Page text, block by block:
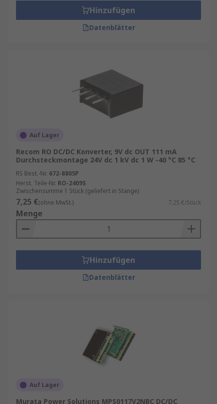
Hinzufügen
Datenblätter
Auf Lager
Recom RO DC/DC Konverter, 9V dc OUT 111 mA
Durchsteckmontage 24V dc 1 kV dc 1 W -40 °C 85 °C
RS Best.-Nr. 672-8805P
Herst. Teile-Nr. RO-2409S
Zwischensumme 1 Stück (geliefert in Stange)
7,25 €(ohne MwSt.) 7,25 €/Stück
Menge
Hinzufügen
Datenblätter
Auf Lager
Murata Power Solutions MPS0117V2NBC DC/DC